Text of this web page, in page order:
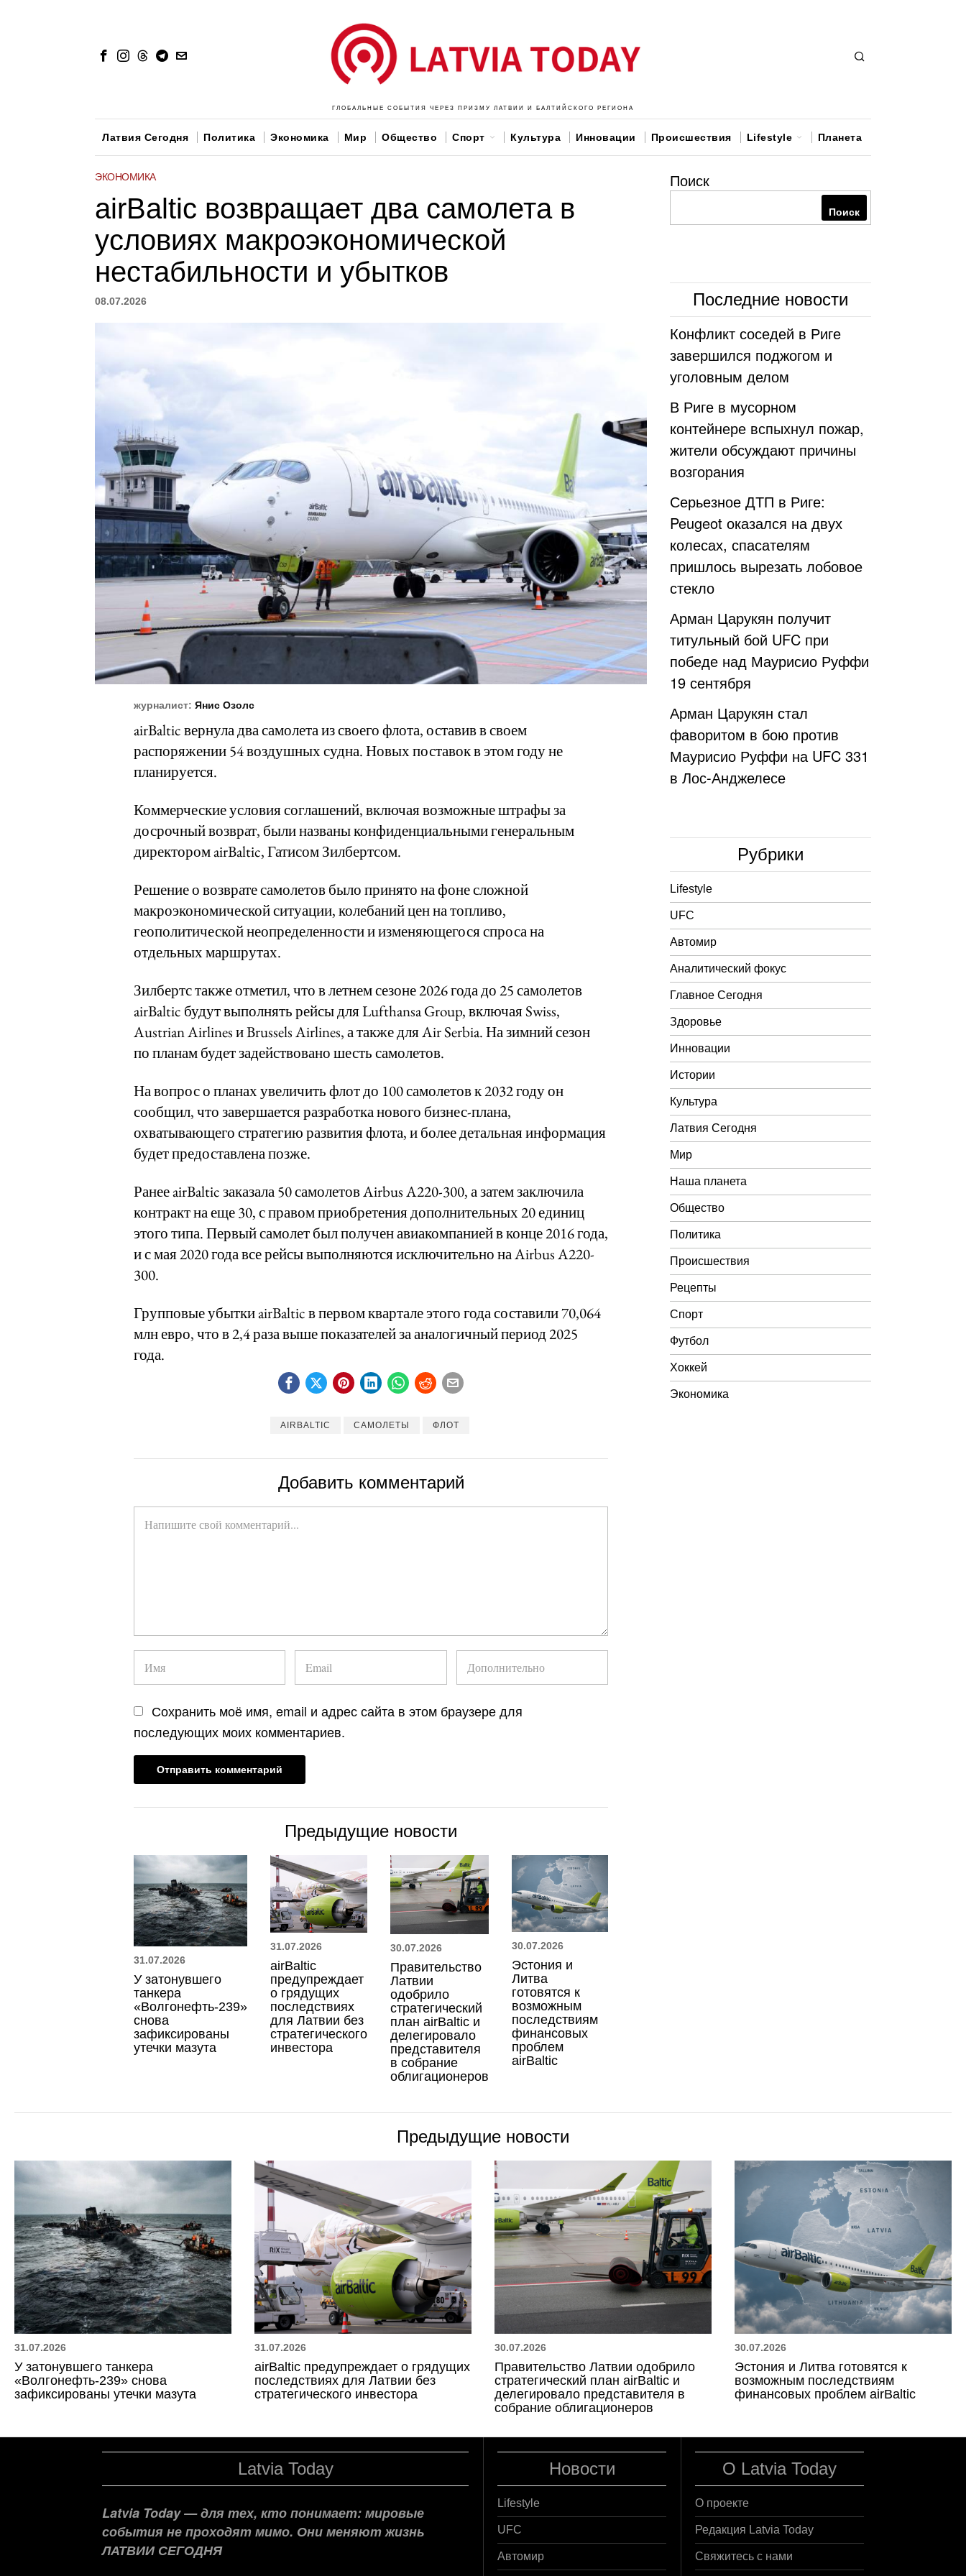
ГЛОБАЛЬНЫЕ СОБЫТИЯ ЧЕРЕЗ ПРИЗМУ ЛАТВИИ И БАЛТИЙСКОГО РЕГИОНА
Латвия Сегодня Политика Экономика Мир Общество Спорт Культура Инновации Происшествия Lifestyle Планета
ЭКОНОМИКА
airBaltic возвращает два самолета в
условиях макроэкономической
нестабильности и убытков
08.07.2026
журналист: Янис Озолс
airBaltic вернула два самолета из своего флота, оставив в своем
распоряжении 54 воздушных судна. Новых поставок в этом году не
планируется.
Коммерческие условия соглашений, включая возможные штрафы за
досрочный возврат, были названы конфиденциальными генеральным
директором airBaltic, Гатисом Зилбертсом.
Решение о возврате самолетов было принято на фоне сложной
макроэкономической ситуации, колебаний цен на топливо,
геополитической неопределенности и изменяющегося спроса на
отдельных маршрутах.
Зилбертс также отметил, что в летнем сезоне 2026 года до 25 самолетов
airBaltic будут выполнять рейсы для Lufthansa Group, включая Swiss,
Austrian Airlines и Brussels Airlines, а также для Air Serbia. На зимний сезон
по планам будет задействовано шесть самолетов.
На вопрос о планах увеличить флот до 100 самолетов к 2032 году он
сообщил, что завершается разработка нового бизнес-плана,
охватывающего стратегию развития флота, и более детальная информация
будет предоставлена позже.
Ранее airBaltic заказала 50 самолетов Airbus A220-300, а затем заключила
контракт на еще 30, с правом приобретения дополнительных 20 единиц
этого типа. Первый самолет был получен авиакомпанией в конце 2016 года,
и с мая 2020 года все рейсы выполняются исключительно на Airbus A220-
300.
Групповые убытки airBaltic в первом квартале этого года составили 70,064
млн евро, что в 2,4 раза выше показателей за аналогичный период 2025
года.
AIRBALTIC САМОЛЕТЫ ФЛОТ
Добавить комментарий
Сохранить моё имя, email и адрес сайта в этом браузере для
последующих моих комментариев.
Предыдущие новости
31.07.2026
У затонувшего
танкера
«Волгонефть-239»
снова
зафиксированы
утечки мазута
31.07.2026
airBaltic
предупреждает
о грядущих
последствиях
для Латвии без
стратегического
инвестора
30.07.2026
Правительство
Латвии
одобрило
стратегический
план airBaltic и
делегировало
представителя
в собрание
облигационеров
30.07.2026
Эстония и
Литва
готовятся к
возможным
последствиям
финансовых
проблем
airBaltic
Поиск
Поиск
Последние новости
Конфликт соседей в Риге
завершился поджогом и
уголовным делом
В Риге в мусорном
контейнере вспыхнул пожар,
жители обсуждают причины
возгорания
Серьезное ДТП в Риге:
Peugeot оказался на двух
колесах, спасателям
пришлось вырезать лобовое
стекло
Арман Царукян получит
титульный бой UFC при
победе над Маурисио Руффи
19 сентября
Арман Царукян стал
фаворитом в бою против
Маурисио Руффи на UFC 331
в Лос-Анджелесе
Рубрики
Lifestyle
UFC
Автомир
Аналитический фокус
Главное Сегодня
Здоровье
Инновации
Истории
Культура
Латвия Сегодня
Мир
Наша планета
Общество
Политика
Происшествия
Рецепты
Спорт
Футбол
Хоккей
Экономика
Предыдущие новости
31.07.2026
У затонувшего танкера
«Волгонефть-239» снова
зафиксированы утечки мазута
31.07.2026
airBaltic предупреждает о грядущих
последствиях для Латвии без
стратегического инвестора
30.07.2026
Правительство Латвии одобрило
стратегический план airBaltic и
делегировало представителя в
собрание облигационеров
30.07.2026
Эстония и Литва готовятся к
возможным последствиям
финансовых проблем airBaltic
Latvia Today
Latvia Today — для тех, кто понимает: мировые
события не проходят мимо. Они меняют жизнь
ЛАТВИИ СЕГОДНЯ
Новости
Lifestyle
UFC
Автомир
О Latvia Today
О проекте
Редакция Latvia Today
Свяжитесь с нами